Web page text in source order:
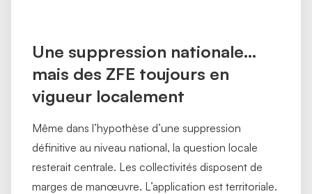
Une suppression nationale…
mais des ZFE toujours en
vigueur localement
Même dans l’hypothèse d’une suppression
définitive au niveau national, la question locale
resterait centrale. Les collectivités disposent de
marges de manœuvre. L’application est territoriale.